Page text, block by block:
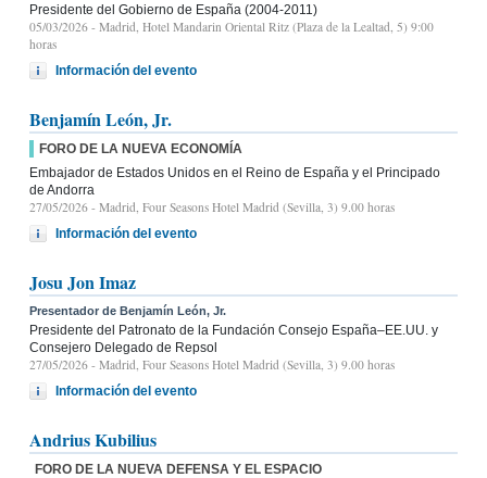
Presidente del Gobierno de España (2004-2011)
05/03/2026 - Madrid, Hotel Mandarin Oriental Ritz (Plaza de la Lealtad, 5) 9:00
horas
Información del evento
Benjamín León, Jr.
FORO DE LA NUEVA ECONOMÍA
Embajador de Estados Unidos en el Reino de España y el Principado
de Andorra
27/05/2026 - Madrid, Four Seasons Hotel Madrid (Sevilla, 3) 9.00 horas
Información del evento
Josu Jon Imaz
Presentador de Benjamín León, Jr.
Presidente del Patronato de la Fundación Consejo España–EE.UU. y
Consejero Delegado de Repsol
27/05/2026 - Madrid, Four Seasons Hotel Madrid (Sevilla, 3) 9.00 horas
Información del evento
Andrius Kubilius
FORO DE LA NUEVA DEFENSA Y EL ESPACIO